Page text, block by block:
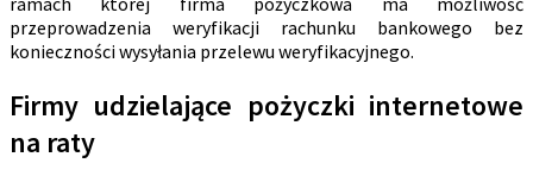
przeprowadzenia weryfikacji rachunku bankowego bez
konieczności wysyłania przelewu weryfikacyjnego.
Firmy udzielające pożyczki internetowe
na raty